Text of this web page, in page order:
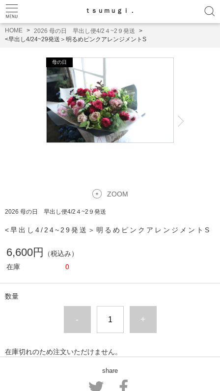
ｔｓｕｍｕｇｉ．
HOME
2026 母の日 早出し便4/2４~2９発送
<早出し4/24~29発送＞明るめピンクアレンジメントS
ZOOM
2026 母の日 早出し便4/2４~2９発送
<早出し4/24~29発送＞明るめピンクアレンジメントS
6,600円
（税込み）
在庫
0
数量
- +
在庫切れのため注文いただけません。
share